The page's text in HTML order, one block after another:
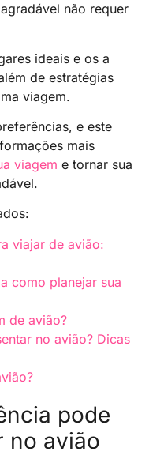
não requer
ideais e os a
de estratégias
viagem.
e este
mais
viagem e tornar sua
viajar de avião:
como planejar sua
de avião?
no avião? Dicas
pode
no avião